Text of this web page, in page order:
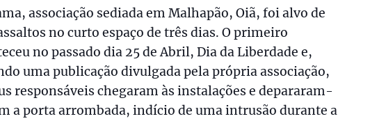
associação sediada em Malhapão, Oiã, foi alvo de
no curto espaço de três dias. O primeiro
no passado dia 25 de Abril, Dia da Liberdade e,
uma publicação divulgada pela própria associação,
responsáveis chegaram às instalações e depararam-
a porta arrombada, indício de uma intrusão durante a